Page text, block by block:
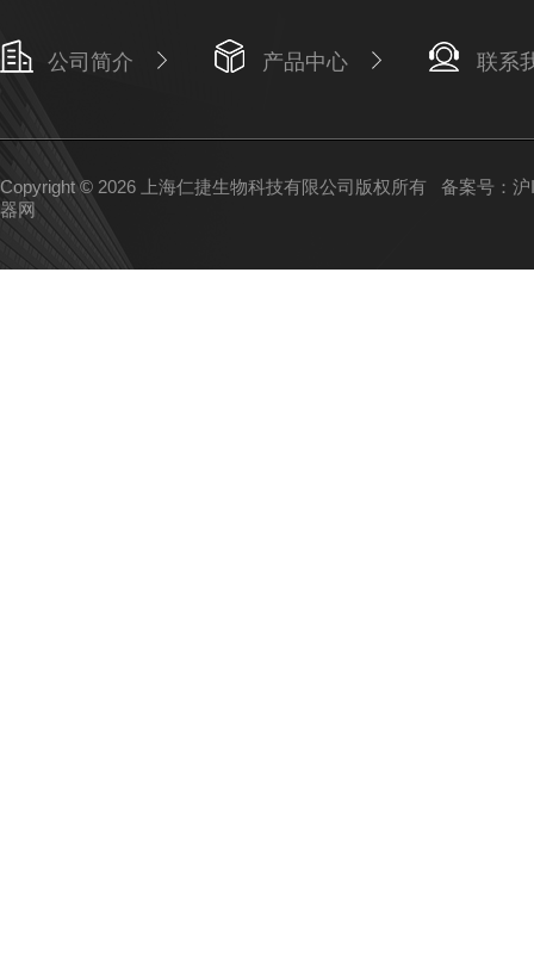
公司简介 产品中心 联系
Copyright © 2026 上海仁捷生物科技有限公司版权所有 备案号：
器网